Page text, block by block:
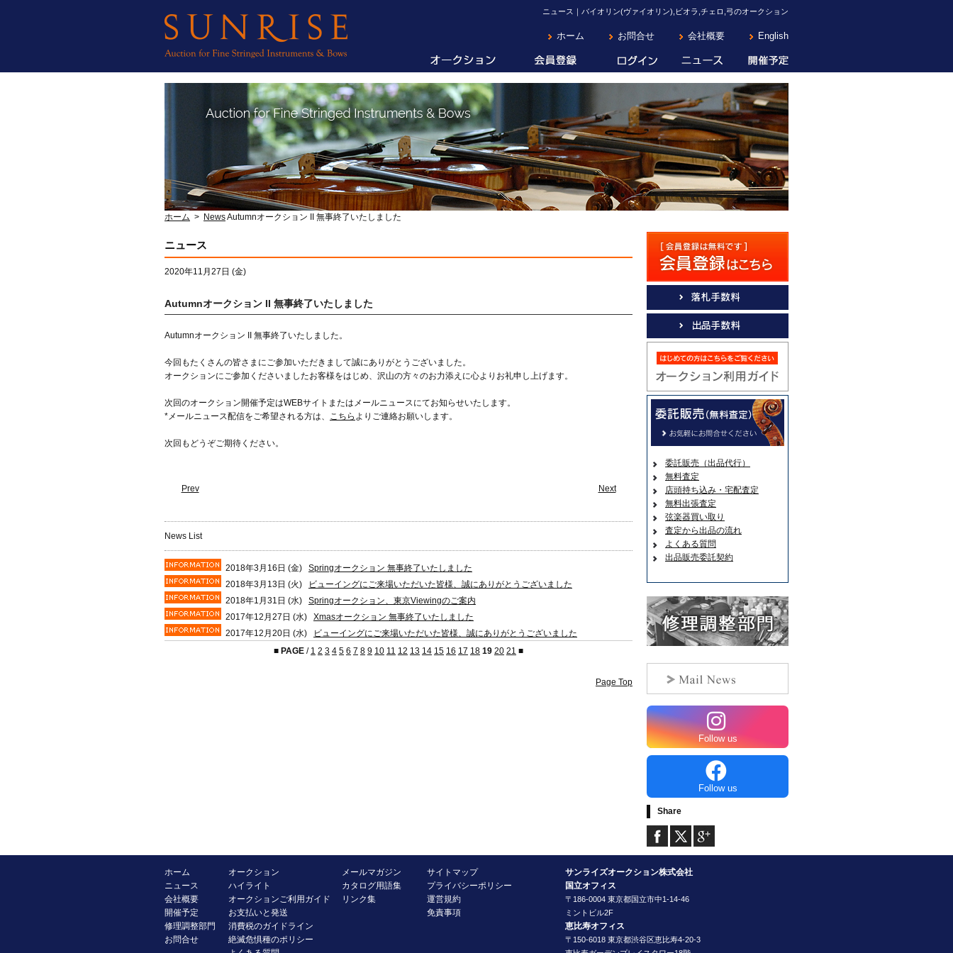
ニュース｜バイオリン(ヴァイオリン),ビオラ,チェロ,弓のオークション
ホーム お問合せ 会社概要 English
ホーム > NewsAutumnオークション II 無事終了いたしました
委託販売（出品代行）
無料査定
店頭持ち込み・宅配査定
無料出張査定
弦楽器買い取り
査定から出品の流れ
よくある質問
出品販売委託契約
Follow us
Follow us
Share
ニュース
2020年11月27日 (金)
Autumnオークション II 無事終了いたしました
Autumnオークション II 無事終了いたしました。
今回もたくさんの皆さまにご参加いただきまして誠にありがとうございました。
オークションにご参加くださいましたお客様をはじめ、沢山の方々のお力添えに心よりお礼申し上げます。
次回のオークション開催予定はWEBサイトまたはメールニュースにてお知らせいたします。
*メールニュース配信をご希望される方は、 こちら よりご連絡お願いします。
次回もどうぞご期待ください。
Prev Next
News List
2018年3月16日 (金) Springオークション 無事終了いたしました
2018年3月13日 (火)
ビューイングにご来場いただいた皆様、誠にありがとうございました
2018年1月31日 (水) Springオークション、東京Viewingのご案内
2017年12月27日 (水) Xmasオークション 無事終了いたしました
2017年12月20日 (水)
ビューイングにご来場いただいた皆様、誠にありがとうございました
■ PAGE / 1 2 3 4 5 6 7 8 9 10 11 12 13 14 15 16 17 18 19 20 21 ■
Page Top
ホーム
ニュース
会社概要
開催予定
修理調整部門
お問合せ
オークション
ハイライト
オークションご利用ガイド
お支払いと発送
消費税のガイドライン
絶滅危惧種のポリシー
メールマガジン
カタログ用語集
リンク集
サイトマップ
プライバシーポリシー
運営規約
免責事項
サンライズオークション株式会社
国立オフィス
〒186-0004 東京都国立市中1-14-46
ミントビル2F
恵比寿オフィス
〒150-6018 東京都渋谷区恵比寿4-20-3